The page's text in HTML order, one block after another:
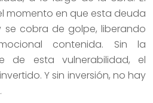
momento en que esta deuda
se cobra de golpe, liberando
contenida. Sin la
de esta vulnerabilidad, el
Y sin inversión, no hay